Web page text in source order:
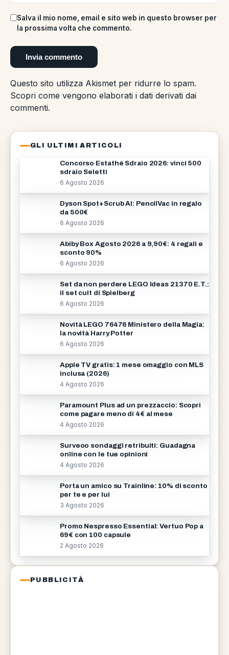
Salva il mio nome, email e sito web in questo browser per
la prossima volta che commento.
Questo sito utilizza Akismet per ridurre lo spam.
Scopri come vengono elaborati i dati derivati dai
commenti.
GLI ULTIMI ARTICOLI
Concorso Estathé Sdraio 2026: vinci 500
sdraio Seletti
6 Agosto 2026
Dyson Spot+Scrub AI: PencilVac in regalo
da 500€
6 Agosto 2026
Abiby Box Agosto 2026 a 9,90€: 4 regali e
sconto 90%
6 Agosto 2026
Set da non perdere LEGO Ideas 21370 E.T.:
il set cult di Spielberg
6 Agosto 2026
Novità LEGO 76476 Ministero della Magia:
la novità Harry Potter
6 Agosto 2026
Apple TV gratis: 1 mese omaggio con MLS
inclusa (2026)
4 Agosto 2026
Paramount Plus ad un prezzaccio: Scopri
come pagare meno di 4€ al mese
4 Agosto 2026
Surveoo sondaggi retribuiti: Guadagna
online con le tue opinioni
4 Agosto 2026
Porta un amico su Trainline: 10% di sconto
per te e per lui
3 Agosto 2026
Promo Nespresso Essential: Vertuo Pop a
69€ con 100 capsule
2 Agosto 2026
PUBBLICITÀ